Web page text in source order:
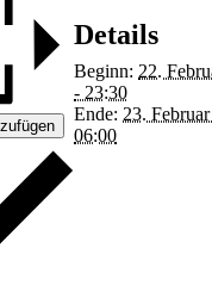
Details
Beginn: 22.
- 23:30
Ende: 23.
06:00